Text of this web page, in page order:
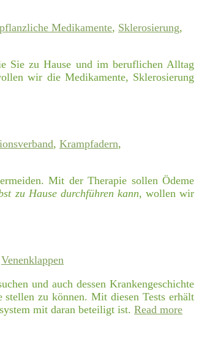
pflanzliche Medikamente, Sklerosierung,
Sie zu Hause und im beruflichen Alltag
wir die Medikamente, Sklerosierung
, Krampfadern,
Mit der Therapie sollen Ödeme
zu Hause durchführen kann, wollen wir
Venenklappen
und auch dessen Krankengeschichte
zu können. Mit diesen Tests erhält
mit daran beteiligt ist. Read more